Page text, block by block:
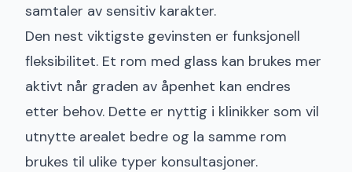
samtaler av sensitiv karakter.
Den nest viktigste gevinsten er funksjonell
fleksibilitet. Et rom med glass kan brukes mer
aktivt når graden av åpenhet kan endres
etter behov. Dette er nyttig i klinikker som vil
utnytte arealet bedre og la samme rom
brukes til ulike typer konsultasjoner.